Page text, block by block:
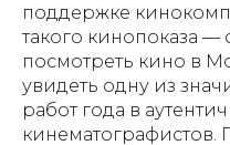
поддержке
такого кинопоказа
посмотреть кино в
увидеть одну из
работ года в